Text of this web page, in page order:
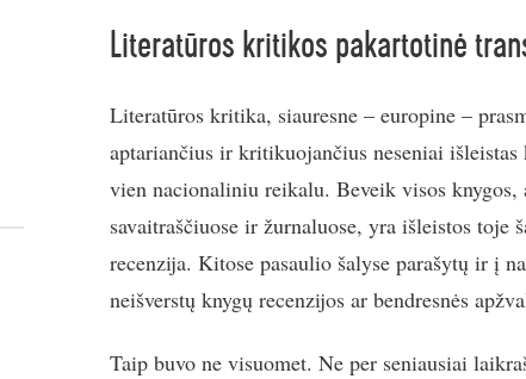
Literatūros kritikos pakartotinė
Literatūros kritika, siauresne – europine –
aptariančius ir kritikuojančius neseniai išleistas
vien nacionaliniu reikalu. Beveik visos knygos,
savaitraščiuose ir žurnaluose, yra išleistos toje
recenzija. Kitose pasaulio šalyse parašytų ir į
neišverstų knygų recenzijos ar bendresnės
Taip buvo ne visuomet. Ne per seniausiai